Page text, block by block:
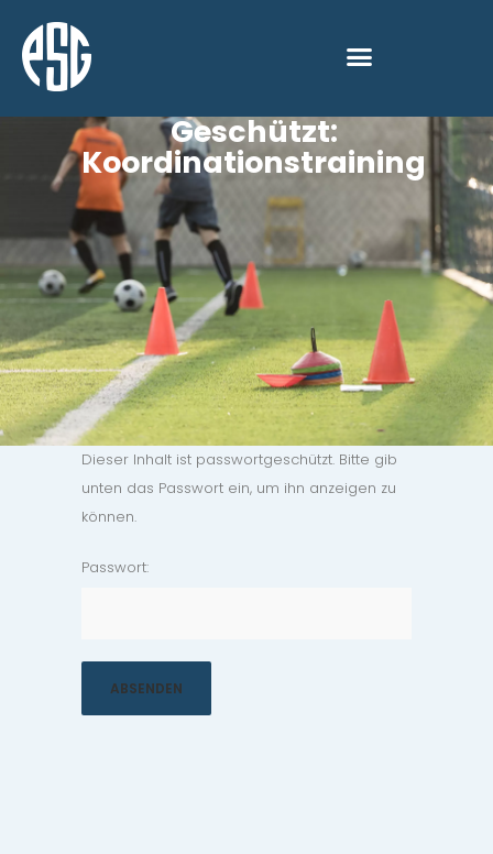
Geschützt:
Koordinationstraining
Dieser Inhalt ist passwortgeschützt. Bitte gib
unten das Passwort ein, um ihn anzeigen zu
können.
Passwort: